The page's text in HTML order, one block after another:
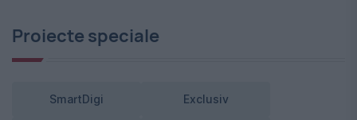
Proiecte speciale
SmartDigi Exclusiv